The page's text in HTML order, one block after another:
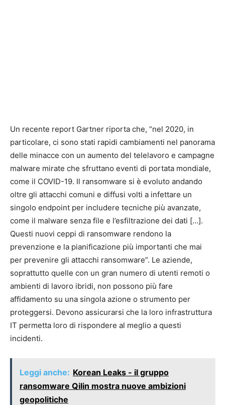
Un recente report Gartner riporta che, “nel 2020, in
particolare, ci sono stati rapidi cambiamenti nel panorama
delle minacce con un aumento del telelavoro e campagne
malware mirate che sfruttano eventi di portata mondiale,
come il COVID-19. Il ransomware si è evoluto andando
oltre gli attacchi comuni e diffusi volti a infettare un
singolo endpoint per includere tecniche più avanzate,
come il malware senza file e l’esfiltrazione dei dati […].
Questi nuovi ceppi di ransomware rendono la
prevenzione e la pianificazione più importanti che mai
per prevenire gli attacchi ransomware”. Le aziende,
soprattutto quelle con un gran numero di utenti remoti o
ambienti di lavoro ibridi, non possono più fare
affidamento su una singola azione o strumento per
proteggersi. Devono assicurarsi che la loro infrastruttura
IT permetta loro di rispondere al meglio a questi
incidenti.
Leggi anche: Korean Leaks - il gruppo
ransomware Qilin mostra nuove ambizioni
geopolitiche